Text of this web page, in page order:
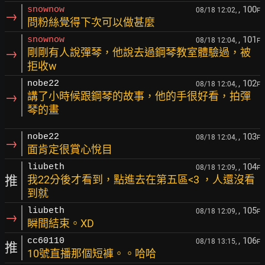
→ snownow 08/18 12:02, , 100F
問粉絲覺得下次可以做甚麼
→
snownow 08/18 12:04, , 101 F
剛剛有人說彈琴，他說去過鋼琴教室體驗過，被
拒收w
→
nobe22 08/18 12:04, , 102F
講了小時候跟鋼琴的故事，他的手很好看，拍彈
琴的畫
→ nobe22 08/18 12:04, , 103F
面肯定很賞心悅目
推
liubeth 08/18 12:09, , 104F
我22分後才看到，點進去在第五區<3 ，人還沒看
到就
→ liubeth 08/18 12:09, , 105F
瞬間結束。XD
推 cc60110 08/18 13:15, , 106F
10號直播那個短褲。。哈哈